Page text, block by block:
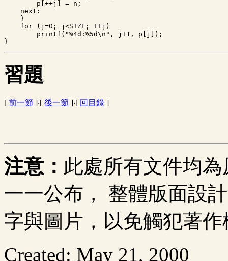
    next:
    }
    for (j=0; j<SIZE; ++j)
        printf("%4d:%5d\n", j+1, p[j]);
習題
[ 前一節 ]‧[ 後一節 ]‧[ 回目錄 ]
注意： 此處所有文件均
一一公布， 整體版面設
字與圖片，以免觸犯著作
Created: May 21, 2000